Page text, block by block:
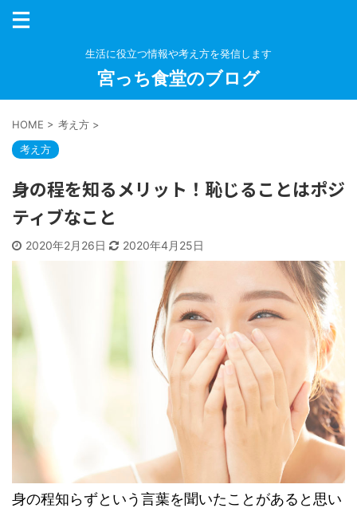
生活に役立つ情報や考え方を発信します
宮っち食堂のブログ
HOME > 考え方 >
考え方
身の程を知るメリット！恥じることはポジ
ティブなこと
2020年2月26日 2020年4月25日
身の程知らずという言葉を聞いたことがあると思い